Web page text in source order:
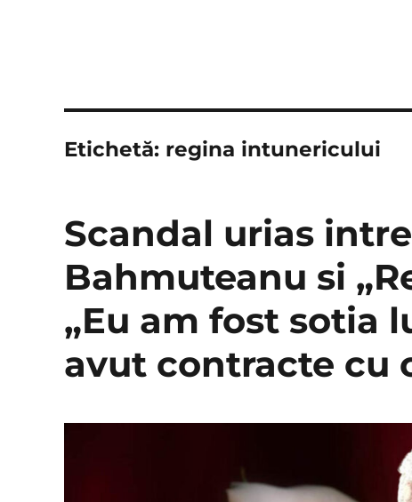
Etichetă: regina intunericului
Scandal urias
Bahmuteanu si
„Eu am fost sotia
avut contracte cu